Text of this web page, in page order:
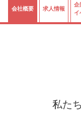
会社概要 求人情報
企
イ
私た